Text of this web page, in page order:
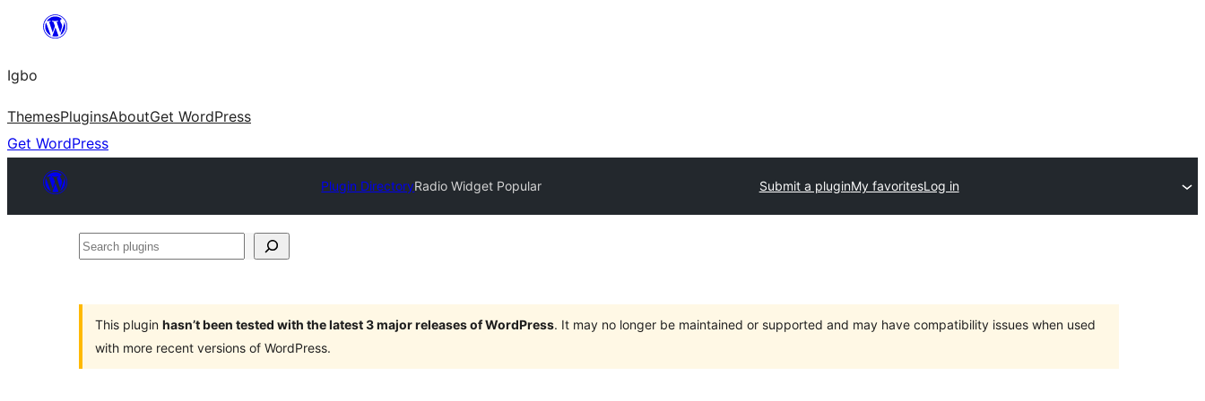
content
Igbo
ThemesPluginsAboutGet WordPress
Get WordPress
Plugin DirectoryRadio Widget Popular Submit a pluginMy favoritesLog in
Search
This plugin hasn’t been tested with the latest 3 major releases of WordPress. It may no longer be maintained or supported and may have compatibility issues when used
with more recent versions of WordPress.